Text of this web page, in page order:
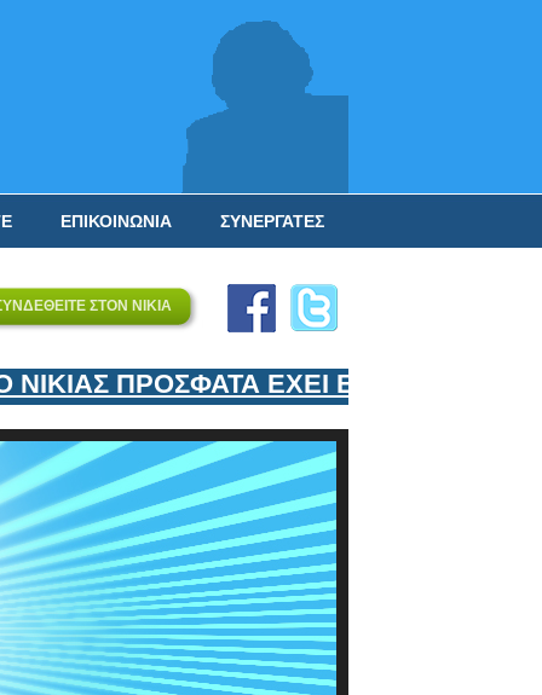
ΣΥΝΕΡΓΑΤΕΣ
ΕΠΙΚΟΙΝΩΝΙΑ
ΣΤΟΝ ΝΙΚΙΑ
ΠΡΟΣΦΑΤΑ ΕΧΕΙ ΕΝΤΑΞΕΙ ΣΤΟΝ